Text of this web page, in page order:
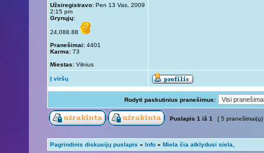
Užsiregistravo: Pen 13 Vas, 2009
2:15 pm
Grynųjų:
24,088.88
Pranešimai: 4401
Karma: 73
Miestas: Vilnius
Į viršų
Rodyti paskutinius pranešimus:
Puslapis 1 iš 1 [ 5
Pagrindinis diskusijų puslapis » Info » Miela čia atklydusi siela,